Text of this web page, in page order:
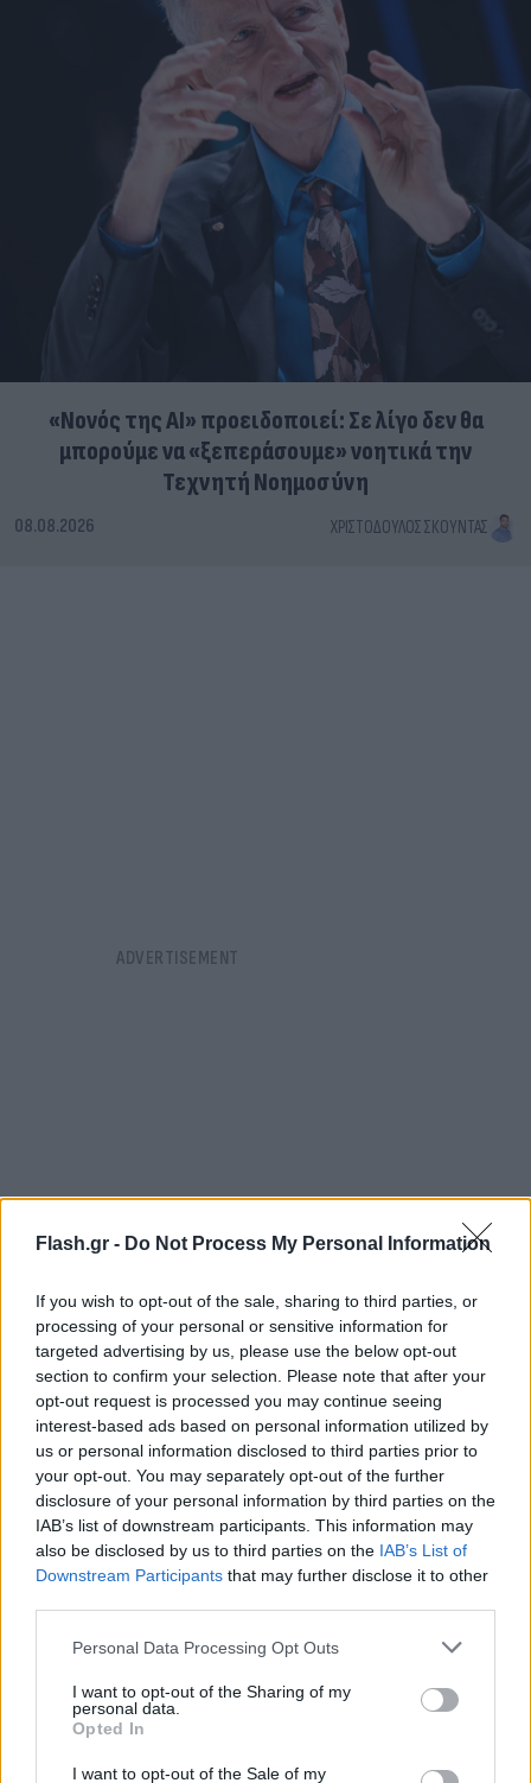
Flash.gr - Do Not Process My Personal Information
If you wish to opt-out of the sale, sharing to third parties, or
processing of your personal or sensitive information for
targeted advertising by us, please use the below opt-out
section to confirm your selection. Please note that after your
opt-out request is processed you may continue seeing
interest-based ads based on personal information utilized by
us or personal information disclosed to third parties prior to
your opt-out. You may separately opt-out of the further
disclosure of your personal information by third parties on the
IAB’s list of downstream participants. This information may
also be disclosed by us to third parties on the IAB’s List of
Downstream Participants that may further disclose it to other
Please note that this website/app uses one or more Google
not limited to your visit or usage behaviour. You may click to
grant or deny consent to Google and its third-party tags to
use your data for below specified purposes in below Google
consent section.
Personal Data Processing Opt Outs
I want to opt-out of the Sharing of my
personal data.
Opted In
I want to opt-out of the Sale of my
«Νονός της AI» προειδοποιεί: Σε λίγο δεν θα
μπορούμε να «ξεπεράσουμε» νοητικά την
Τεχνητή Νοημοσύνη
08.08.2026 ΧΡΙΣΤΌΔΟΥΛΟΣ ΣΚΟΎΝΤΑΣ
FLASH FOCUS